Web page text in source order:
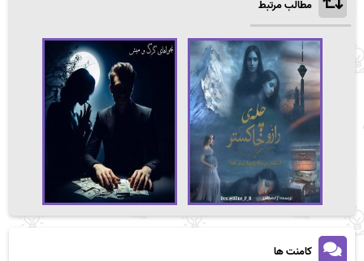
مطالب مرتبط
کامنت ها